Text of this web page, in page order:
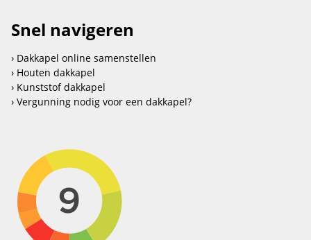
Snel navigeren
Dakkapel online samenstellen
Houten dakkapel
Kunststof dakkapel
Vergunning nodig voor een dakkapel?